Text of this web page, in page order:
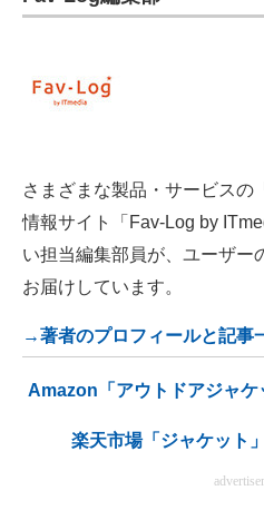
さまざまな製品・サービスの
情報サイト「Fav-Log by
い担当編集部員が、ユーザー
お届けしています。
→著者のプロフィールと記事
Amazon「アウトドアジャケ
楽天市場「ジャケット